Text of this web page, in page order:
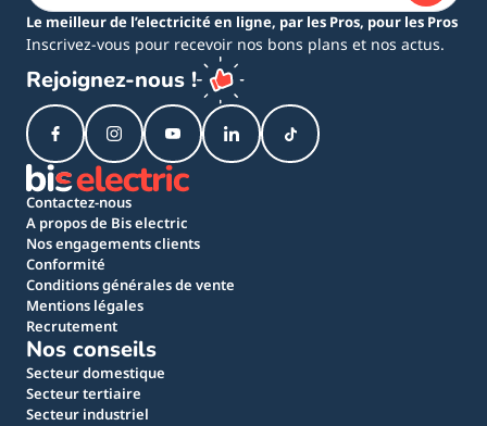
Le meilleur de l’electricité en ligne, par les Pros, pour les Pros
Inscrivez-vous pour recevoir nos bons plans et nos actus.
Rejoignez-nous !
Contactez-nous
A propos de Bis electric
Nos engagements clients
Conformité
Conditions générales de vente
Mentions légales
Recrutement
Nos conseils
Secteur domestique
Secteur tertiaire
Secteur industriel